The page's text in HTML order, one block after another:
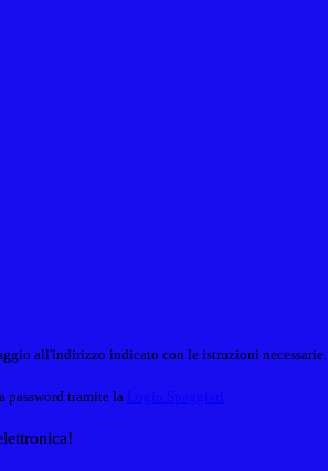
all'indirizzo indicato con le istruzioni necessarie.
password tramite la